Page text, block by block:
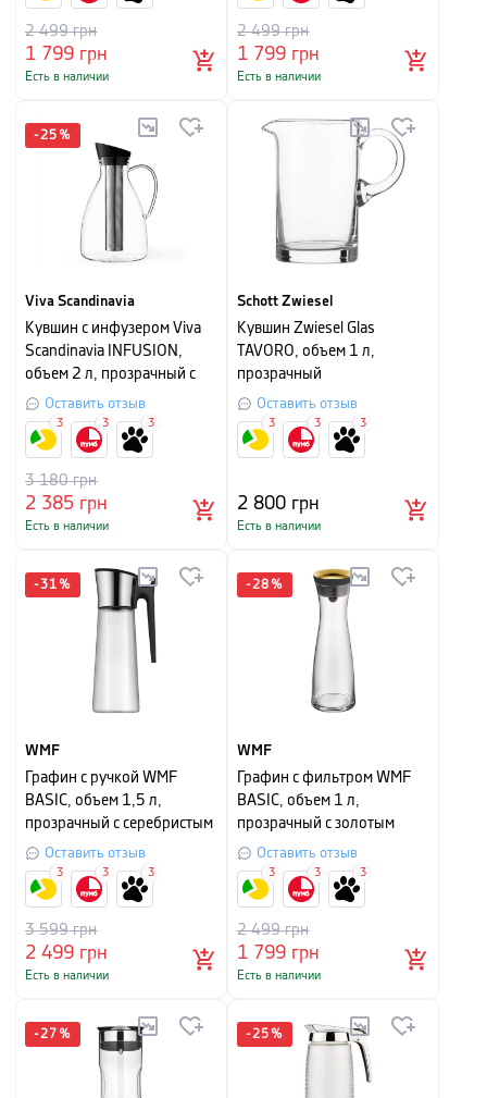
1 799 грн
2 499грн
Есть в наличии
1 799 грн
2 499грн
Есть в наличии
-25 %
Viva Scandinavia
Кувшин с инфузером Viva
Scandinavia INFUSION,
объем 2 л, прозрачный с
черным
Оставить отзыв
2 385 грн
3 180грн
Есть в наличии
3 3 3
Schott Zwiesel
Кувшин Zwiesel Glas
TAVORO, объем 1 л,
прозрачный
Оставить отзыв
2 800 грн
Есть в наличии
3 3 3
-31 %
WMF
Графин с ручкой WMF
BASIC, объем 1,5 л,
прозрачный с серебристым
Оставить отзыв
2 499 грн
3 599грн
Есть в наличии
3 3 3
-28 %
WMF
Графин с фильтром WMF
BASIC, объем 1 л,
прозрачный с золотым
Оставить отзыв
1 799 грн
2 499грн
Есть в наличии
3 3 3
-27 % -25 %